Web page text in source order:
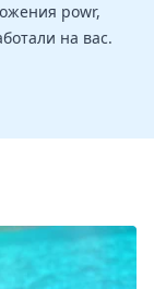
powr,
на вас.